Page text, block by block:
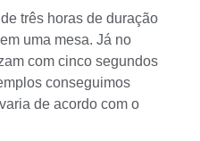
três horas de duração
uma mesa. Já no
com cinco segundos
conseguimos
de acordo com o